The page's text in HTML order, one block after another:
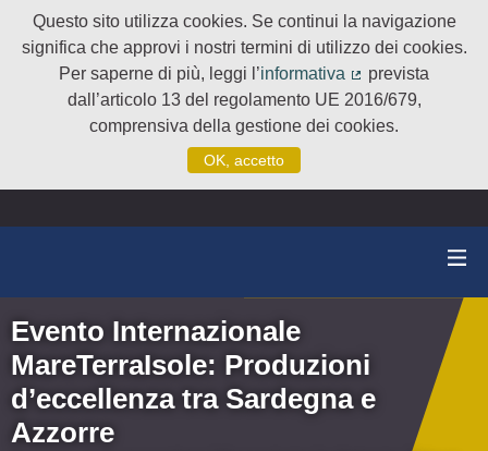
Questo sito utilizza cookies. Se continui la navigazione
significa che approvi i nostri termini di utilizzo dei cookies.
Per saperne di più, leggi l’informativa
(Collegamento
prevista
dall’articolo 13 del regolamento UE 2016/679,
comprensiva della gestione dei cookies.
OK, accetto
Evento Internazionale
MareTerraIsole: Produzioni
d’eccellenza tra Sardegna e
Azzorre